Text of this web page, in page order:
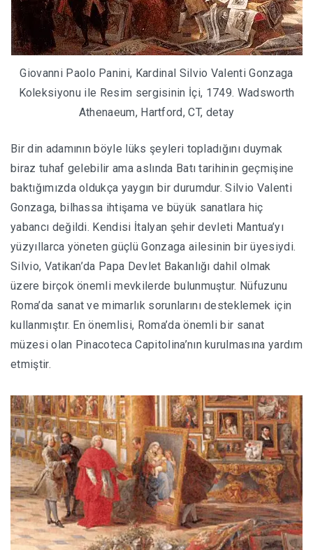
Giovanni Paolo Panini, Kardinal Silvio Valenti Gonzaga
Koleksiyonu ile Resim sergisinin İçi, 1749. Wadsworth
Athenaeum, Hartford, CT, detay
Bir din adamının böyle lüks şeyleri topladığını duymak
biraz tuhaf gelebilir ama aslında Batı tarihinin geçmişine
baktığımızda oldukça yaygın bir durumdur. Silvio Valenti
Gonzaga, bilhassa ihtişama ve büyük sanatlara hiç
yabancı değildi. Kendisi İtalyan şehir devleti Mantua’yı
yüzyıllarca yöneten güçlü Gonzaga ailesinin bir üyesiydi.
Silvio, Vatikan’da Papa Devlet Bakanlığı dahil olmak
üzere birçok önemli mevkilerde bulunmuştur. Nüfuzunu
Roma’da sanat ve mimarlık sorunlarını desteklemek için
kullanmıştır. En önemlisi, Roma’da önemli bir sanat
müzesi olan Pinacoteca Capitolina’nın kurulmasına yardım
etmiştir.